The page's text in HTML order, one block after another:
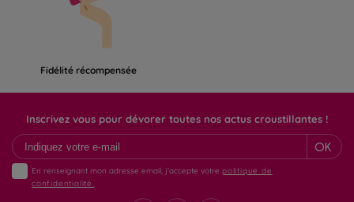
Fidélité récompensée
Inscrivez vous pour dévorer toutes nos actus croustillantes !
OK
En renseignant mon adresse email, j'accepte votre politique de
confidentialité.